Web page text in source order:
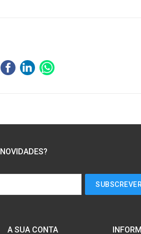
A SUA CONTA